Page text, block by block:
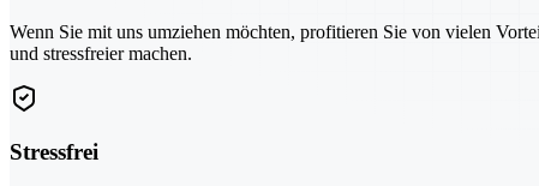
Wenn Sie mit uns umziehen möchten, profitieren Sie von vielen
und stressfreier machen.
Stressfrei